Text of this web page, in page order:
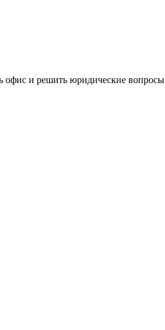
офис и решить юридические вопросы